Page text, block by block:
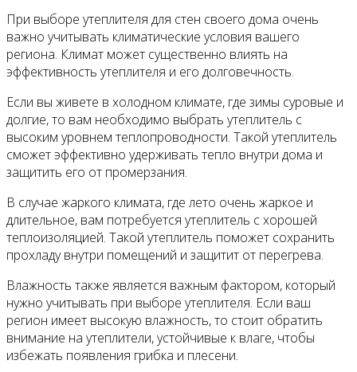
При выборе утеплителя для стен своего дома очень
важно учитывать климатические условия вашего
региона. Климат может существенно влиять на
эффективность утеплителя и его долговечность.
Если вы живете в холодном климате, где зимы суровые и
долгие, то вам необходимо выбрать утеплитель с
высоким уровнем теплопроводности. Такой утеплитель
сможет эффективно удерживать тепло внутри дома и
защитить его от промерзания.
В случае жаркого климата, где лето очень жаркое и
длительное, вам потребуется утеплитель с хорошей
теплоизоляцией. Такой утеплитель поможет сохранить
прохладу внутри помещений и защитит от перегрева.
Влажность также является важным фактором, который
нужно учитывать при выборе утеплителя. Если ваш
регион имеет высокую влажность, то стоит обратить
внимание на утеплители, устойчивые к влаге, чтобы
избежать появления грибка и плесени.